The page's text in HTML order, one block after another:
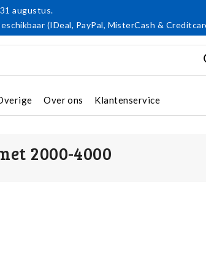
augustus.
(IDeal, PayPal, MisterCash &
Over ons Klantenservice
2000-4000